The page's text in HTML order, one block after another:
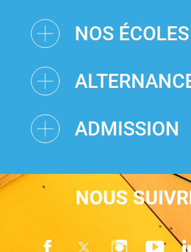
NOS ÉCOLES
ADMISSION
NOUS